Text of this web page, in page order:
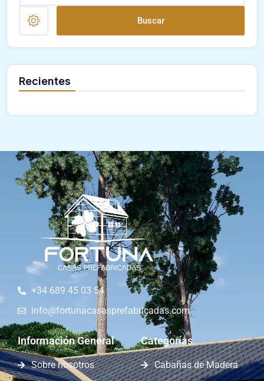
Buscar
Recientes
+34 689 45 03 54
info@fortunacasasprefabricadas.com
Información General
Sobre nosotros
Categorías
Cabañas de Madera